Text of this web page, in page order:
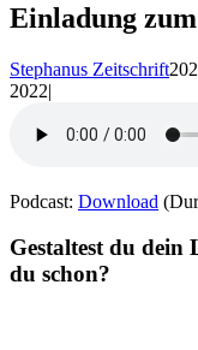
Einladung
Stephanus Zeitschrift
2022|
Podcast: Download
Gestaltest du dein
du schon?